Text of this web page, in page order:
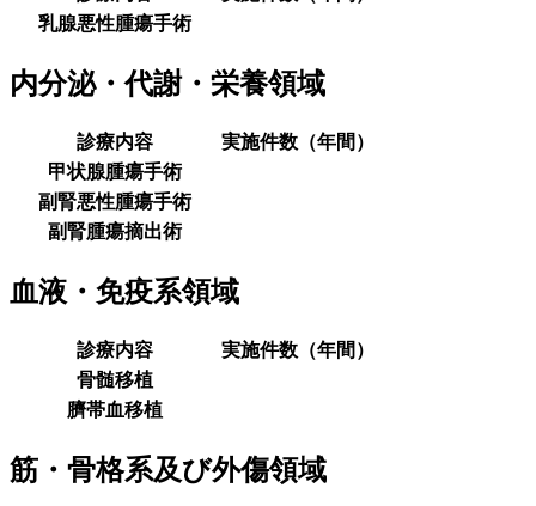
乳腺悪性腫瘍手術
内分泌・代謝・栄養領域
診療内容
実施件数（年間）
甲状腺腫瘍手術
副腎悪性腫瘍手術
副腎腫瘍摘出術
血液・免疫系領域
診療内容
実施件数（年間）
骨髄移植
臍帯血移植
筋・骨格系及び外傷領域